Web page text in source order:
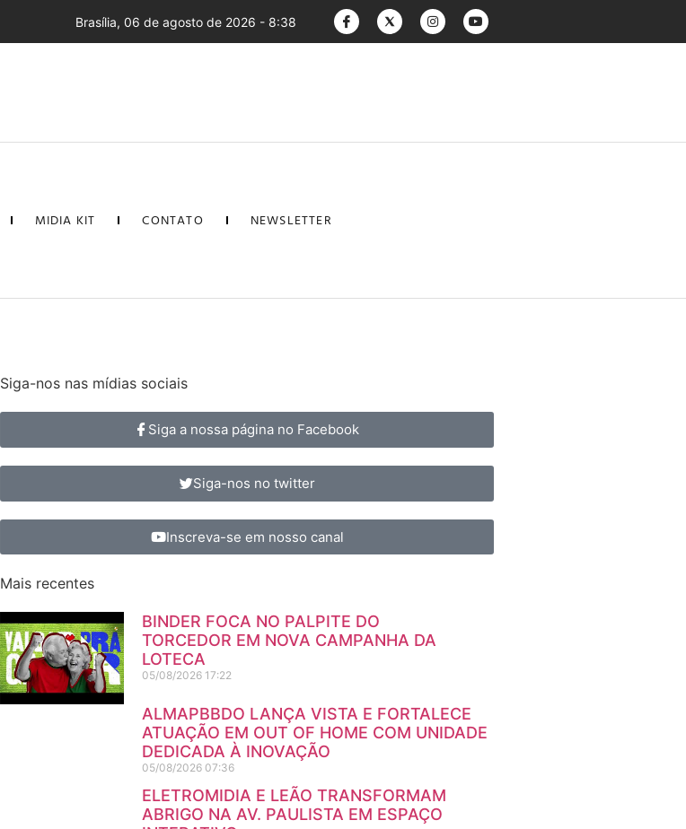
Brasília, 06 de agosto de 2026 - 8:38
MIDIA KIT CONTATO NEWSLETTER
Siga-nos nas mídias sociais
Siga a nossa página no Facebook
Siga-nos no twitter
Inscreva-se em nosso canal
Mais recentes
BINDER FOCA NO PALPITE DO
TORCEDOR EM NOVA CAMPANHA DA
LOTECA
05/08/2026 17:22
ALMAPBBDO LANÇA VISTA E FORTALECE
ATUAÇÃO EM OUT OF HOME COM UNIDADE
DEDICADA À INOVAÇÃO
05/08/2026 07:36
ELETROMIDIA E LEÃO TRANSFORMAM
ABRIGO NA AV. PAULISTA EM ESPAÇO